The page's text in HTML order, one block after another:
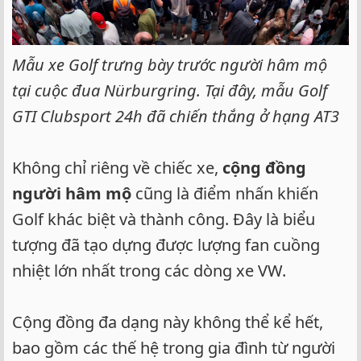
Mẫu xe Golf trưng bày trước người hâm mộ
tại cuộc đua Nürburgring. Tại đây, mẫu Golf
GTI Clubsport 24h đã chiến thắng ở hạng AT3
Không chỉ riêng về chiếc xe, cộng đồng
người hâm mộ cũng là điểm nhấn khiến
Golf khác biệt và thành công. Đây là biểu
tượng đã tạo dựng được lượng fan cuồng
nhiệt lớn nhất trong các dòng xe VW.
Cộng đồng đa dạng này không thể kể hết,
bao gồm các thế hệ trong gia đình từ người